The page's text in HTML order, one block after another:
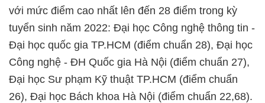
với mức điểm cao nhất lên đến 28 điểm trong kỳ
tuyển sinh năm 2022: Đại học Công nghệ thông tin -
Đại học quốc gia TP.HCM (điểm chuẩn 28), Đại học
Công nghệ - ĐH Quốc gia Hà Nội (điểm chuẩn 27),
Đại học Sư phạm Kỹ thuật TP.HCM (điểm chuẩn
26), Đại học Bách khoa Hà Nội (điểm chuẩn 22,68).